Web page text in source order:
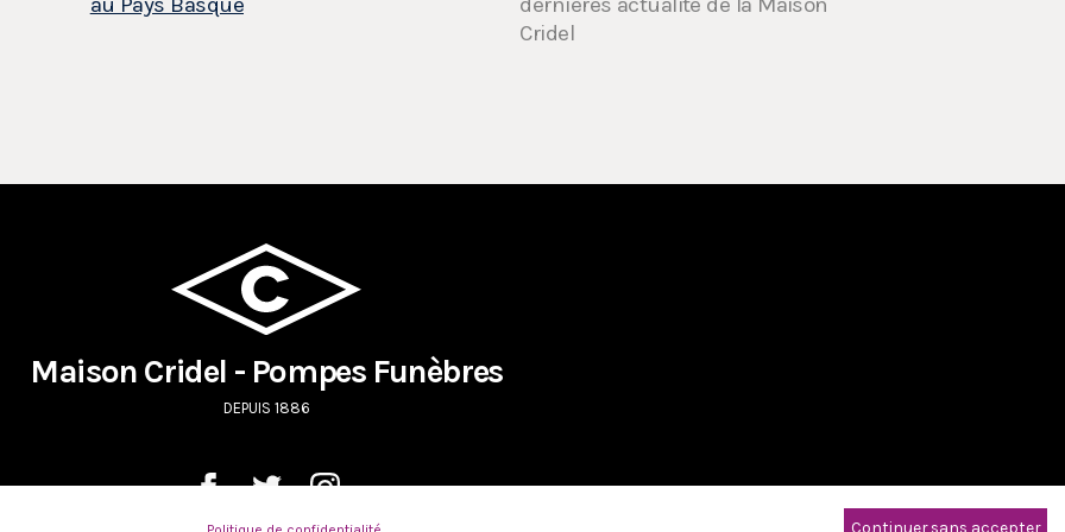
Cridel
Maison Cridel - Pompes Funèbres
DEPUIS 1886
Continuer sans accepter